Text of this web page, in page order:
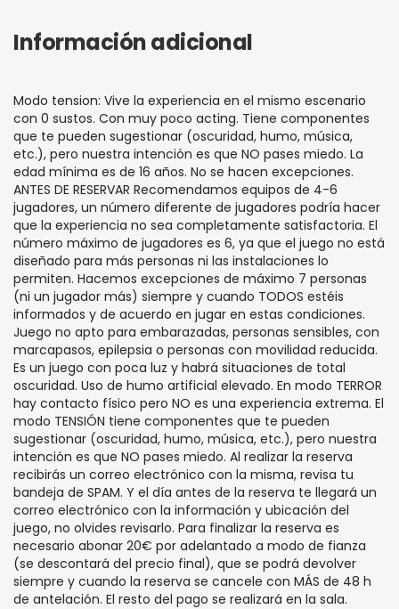
Información adicional
Modo tension: Vive la experiencia en el mismo escenario
con 0 sustos. Con muy poco acting. Tiene componentes
que te pueden sugestionar (oscuridad, humo, música,
etc.), pero nuestra intención es que NO pases miedo. La
edad mínima es de 16 años. No se hacen excepciones.
ANTES DE RESERVAR Recomendamos equipos de 4-6
jugadores, un número diferente de jugadores podría hacer
que la experiencia no sea completamente satisfactoria. El
número máximo de jugadores es 6, ya que el juego no está
diseñado para más personas ni las instalaciones lo
permiten. Hacemos excepciones de máximo 7 personas
(ni un jugador más) siempre y cuando TODOS estéis
informados y de acuerdo en jugar en estas condiciones.
Juego no apto para embarazadas, personas sensibles, con
marcapasos, epilepsia o personas con movilidad reducida.
Es un juego con poca luz y habrá situaciones de total
oscuridad. Uso de humo artificial elevado. En modo TERROR
hay contacto físico pero NO es una experiencia extrema. El
modo TENSIÓN tiene componentes que te pueden
sugestionar (oscuridad, humo, música, etc.), pero nuestra
intención es que NO pases miedo. Al realizar la reserva
recibirás un correo electrónico con la misma, revisa tu
bandeja de SPAM. Y el día antes de la reserva te llegará un
correo electrónico con la información y ubicación del
juego, no olvides revisarlo. Para finalizar la reserva es
necesario abonar 20€ por adelantado a modo de fianza
(se descontará del precio final), que se podrá devolver
siempre y cuando la reserva se cancele con MÁS de 48 h
de antelación. El resto del pago se realizará en la sala.